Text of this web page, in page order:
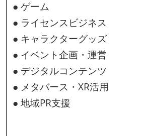
● ゲーム
● ライセンスビジネス
● キャラクターグッズ
● イベント企画・運営
● デジタルコンテンツ
● メタバース・XR活用
● 地域PR支援